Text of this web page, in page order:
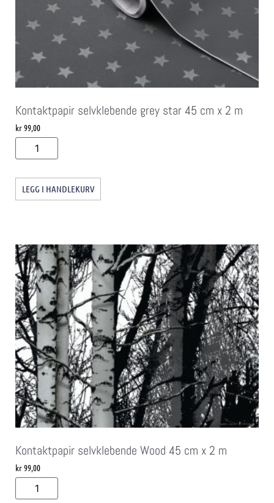
Kontaktpapir selvklebende grey star 45 cm x 2 m
kr99,00
LEGG I HANDLEKURV
Kontaktpapir selvklebende Wood 45 cm x 2 m
kr99,00